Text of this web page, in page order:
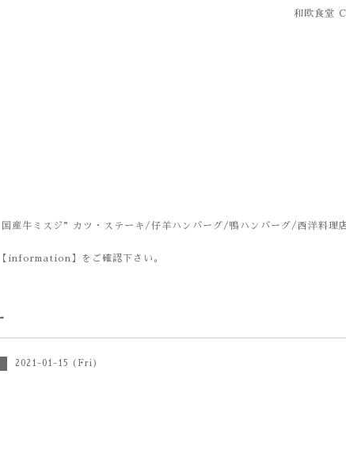
和欧食堂
牛ミスジ”カツ・ステーキ/仔羊ハンバーグ/鴨ハンバーグ/西洋料理
information】をご確認下さい。
2021-01-15 (Fri)